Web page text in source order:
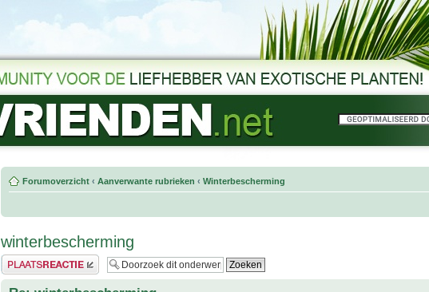
Forumoverzicht ‹ Aanverwante rubrieken ‹ Winterbescherming
winterbescherming
Plaats een reactie